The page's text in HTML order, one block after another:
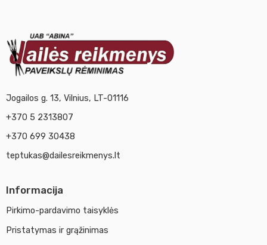
Jogailos g. 13, Vilnius, LT-01116
+370 5 2313807
+370 699 30438
teptukas@dailesreikmenys.lt
Informacija
Pirkimo-pardavimo taisyklės
Pristatymas ir grąžinimas